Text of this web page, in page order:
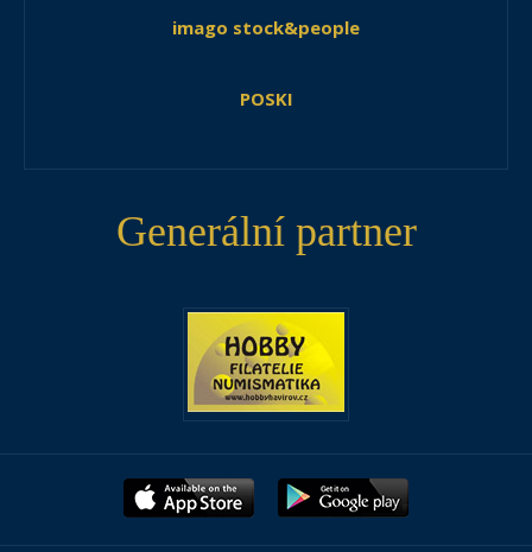
imago stock&people
POSKI
Generální partner